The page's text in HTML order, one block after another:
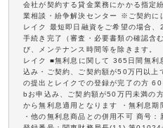
会社が契約する貸金業務にかかる指
業相談・紛争解決センター ※ご契約に
レイク 最短即日融資をご希望の場合
手続き完了（審査・必要書類の確認含
び、メンテナンス時間等を除きます。
レイク ■無利息に関して 365日間無
込み・ご契約、ご契約額が50万円以上
の提出とレイクでの登録が完了の方
bお申込み、ご契約額が50万円未満の
から無利息適用となります ・無利息
・他の無利息商品との併用不可 商号